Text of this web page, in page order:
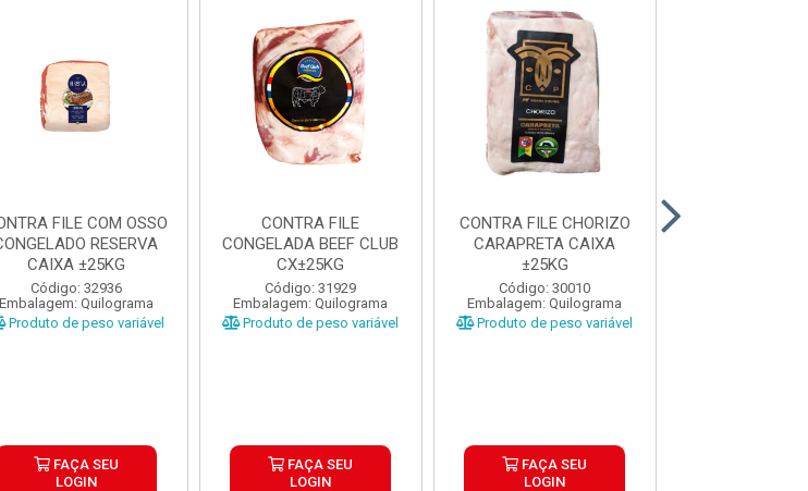
FILE COM OSSO
RESERVA
CAIXA ±25KG
Código: 32936
Embalagem: Quilograma
Produto de peso variável
FAÇA SEU
LOGIN
CONTRA FILE
CONGELADA BEEF CLUB
CX±25KG
Código: 31929
Embalagem: Quilograma
Produto de peso variável
FAÇA SEU
LOGIN
CONTRA FILE CHORIZO
CARAPRETA CAIXA
±25KG
Código: 30010
Embalagem: Quilograma
Produto de peso variável
FAÇA SEU
LOGIN